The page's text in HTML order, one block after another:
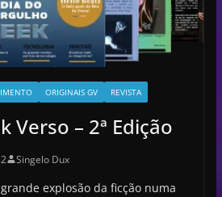
ORIGINAIS GV REVISTA
Verso – 2ª Edição
Singelo Dux
explosão da ficção numa